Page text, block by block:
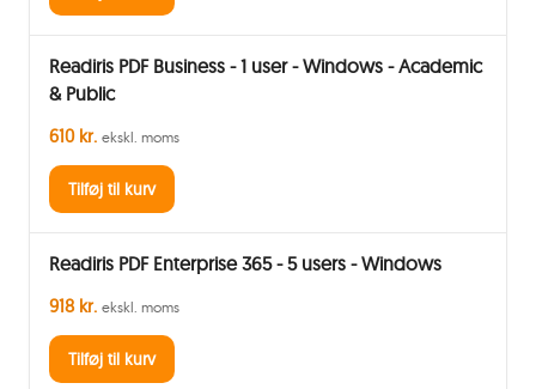
Readiris PDF Business - 1 user - Windows - Academic
& Public
610 kr. ekskl. moms
Tilføj til kurv
Readiris PDF Enterprise 365 - 5 users - Windows
918 kr. ekskl. moms
Tilføj til kurv